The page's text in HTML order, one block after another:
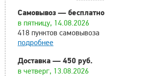
Самовывоз — бесплатно
в пятницу, 14.08.2026
418 пунктов самовывоза
подробнее
Доставка — 450 руб.
в четверг, 13.08.2026